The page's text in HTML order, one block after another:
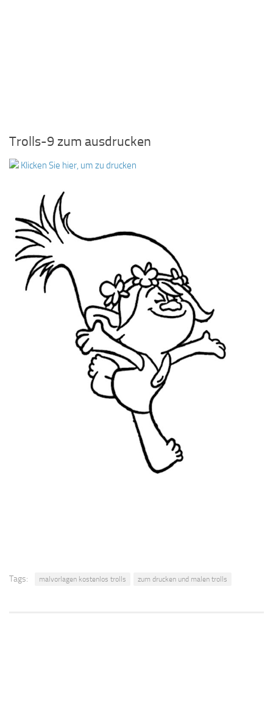
Trolls-9 zum ausdrucken
Klicken Sie hier, um zu drucken
Tags: malvorlagen kostenlos trolls zum drucken und malen trolls